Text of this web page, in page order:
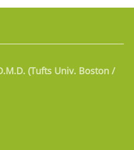
(Tufts Univ. Boston /